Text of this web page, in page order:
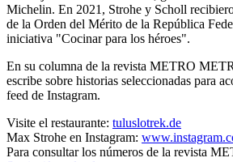
Michelin. En 2021, Strohe y Scholl
de la Orden del Mérito de la República
iniciativa "Cocinar para los héroes".
En su columna de la revista METRO
escribe sobre historias seleccionadas para
feed de Instagram.
Visite el restaurante: tuluslotrek.de
Max Strohe en Instagram:
Para consultar los números de la revista